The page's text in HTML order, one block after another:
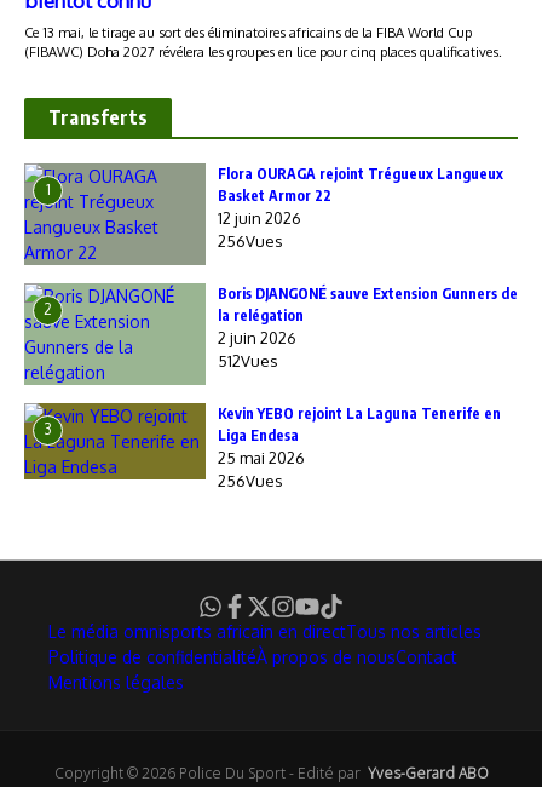
Transferts
1
Flora OURAGA rejoint Trégueux Langueux
Basket Armor 22
12 juin 2026
256Vues
2
Boris DJANGONÉ sauve Extension Gunners de
la relégation
2 juin 2026
512Vues
3
Kevin YEBO rejoint La Laguna Tenerife en
Liga Endesa
25 mai 2026
256Vues
Le média omnisports africain en directTous nos articles
Politique de confidentialitéÀ propos de nousContact
Mentions légales
Copyright © 2026 Police Du Sport - Edité par Yves-Gerard ABO